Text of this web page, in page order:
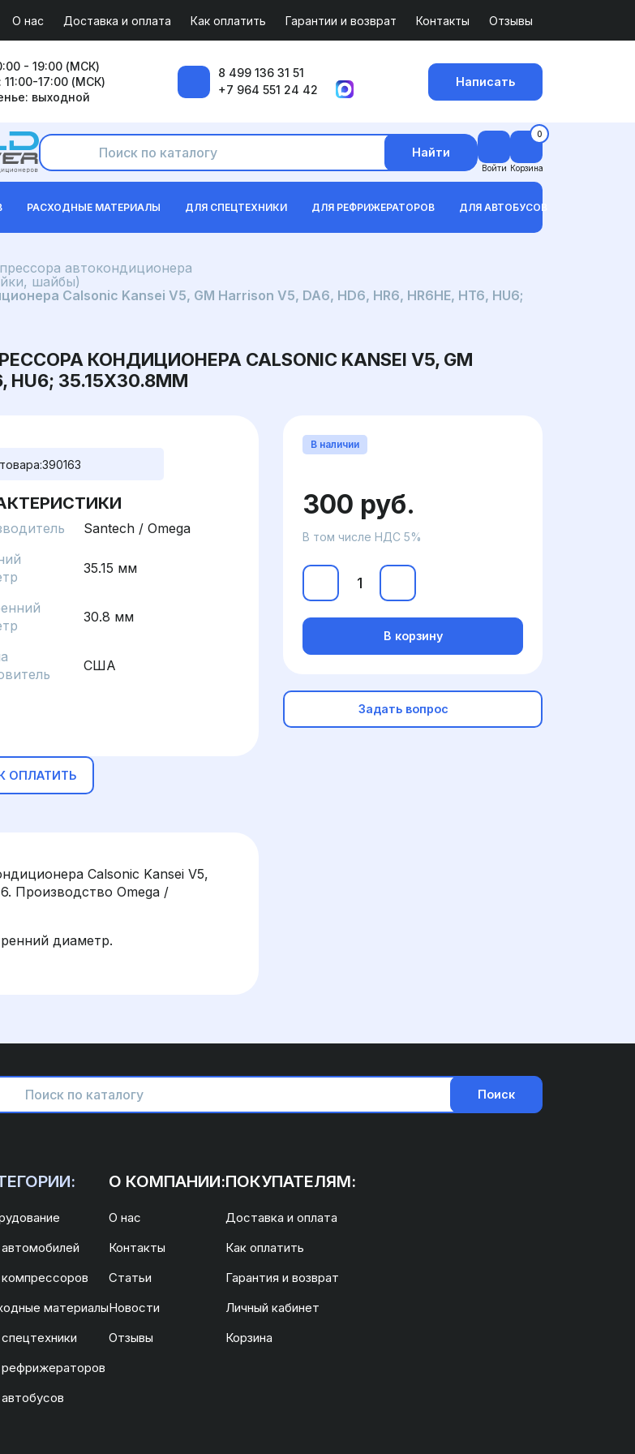
О нас Доставка и оплата Как оплатить Гарантии и возврат Контакты Отзывы
- 19:00 (МСК)
11:00-17:00 (МСК)
выходной
8 499 136 31 51
+7 964 551 24 42
Написать
Найти
Войти
0
Корзина
РАСХОДНЫЕ МАТЕРИАЛЫ ДЛЯ СПЕЦТЕХНИКИ ДЛЯ РЕФРИЖЕРАТОРОВ ДЛЯ АВТОБУСОВ
автокондиционера
шайбы)
Calsonic Kansei V5, GM Harrison V5, DA6, HD6, HR6, HR6HE, HT6, HU6;
КОНДИЦИОНЕРА CALSONIC KANSEI V5, GM
HU6; 35.15X30.8ММ
390163
Santech / Omega
35.15 мм
30.8 мм
США
ОПЛАТИТЬ
Calsonic Kansei V5,
Производство Omega /
диаметр.
В наличии
300 руб.
В том числе НДС 5%
В корзину
Задать вопрос
Поиск
материалы
О КОМПАНИИ:
О нас
Контакты
Статьи
Новости
Отзывы
ПОКУПАТЕЛЯМ:
Доставка и оплата
Как оплатить
Гарантия и возврат
Личный кабинет
Корзина